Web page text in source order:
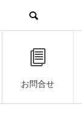
お問合せ